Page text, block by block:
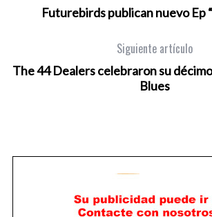
Futurebirds publican nuevo Ep
Siguiente artículo
The 44 Dealers celebraron su
Blues